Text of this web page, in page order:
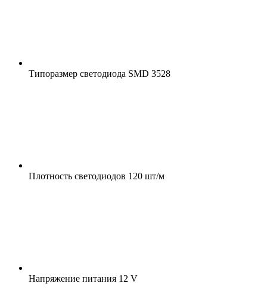
Типоразмер светодиода SMD 3528
Плотность светодиодов 120 шт/м
Напряжение питания 12 V